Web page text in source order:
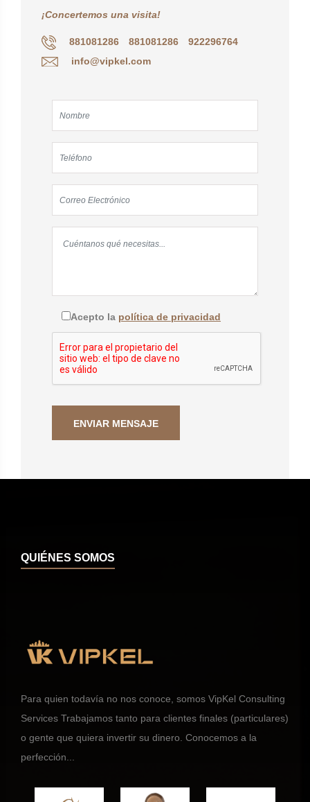
¡Concertemos una visita!
881081286 881081286
922296764
info@vipkel.com
Acepto la política de privacidad
QUIÉNES SOMOS
Para quien todavía no nos conoce, somos VipKel Consulting
Services Trabajamos tanto para clientes finales (particulares)
o gente que quiera invertir su dinero. Conocemos a la
perfección...